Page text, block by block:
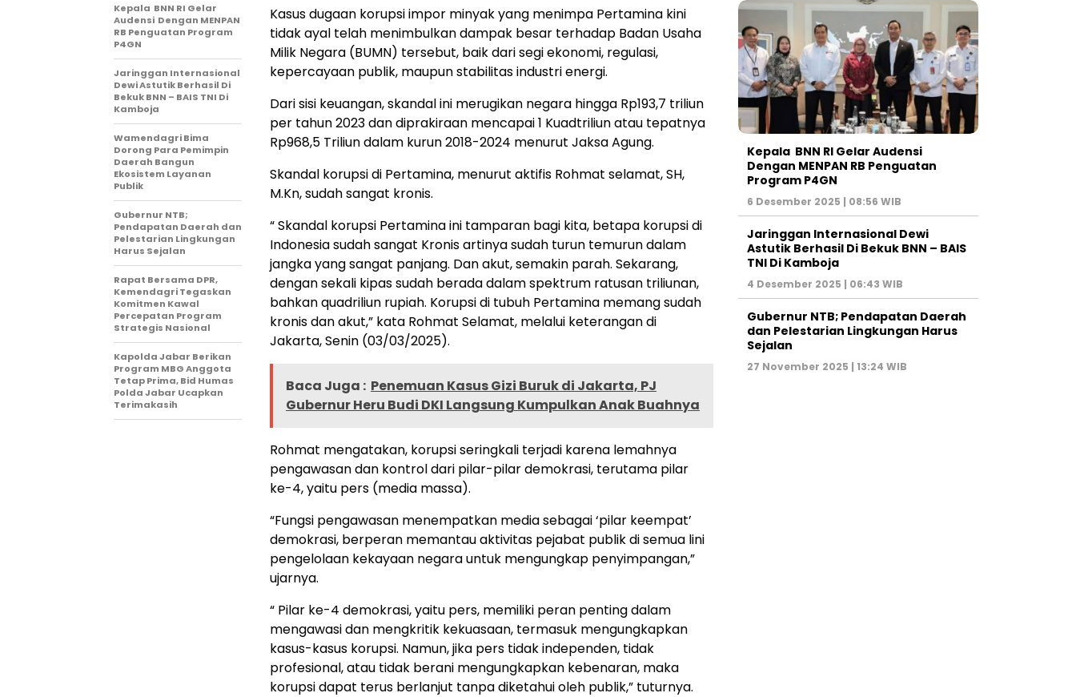
Kasus dugaan korupsi impor minyak yang menimpa Pertamina kini
tidak ayal telah menimbulkan dampak besar terhadap Badan Usaha
Milik Negara (BUMN) tersebut, baik dari segi ekonomi, regulasi,
kepercayaan publik, maupun stabilitas industri energi.
Dari sisi keuangan, skandal ini merugikan negara hingga Rp193,7 triliun
per tahun 2023 dan diprakiraan mencapai 1 Kuadtriliun atau tepatnya
Rp968,5 Triliun dalam kurun 2018-2024 menurut Jaksa Agung.
Skandal korupsi di Pertamina, menurut aktifis Rohmat selamat, SH,
M.Kn, sudah sangat kronis.
“ Skandal korupsi Pertamina ini tamparan bagi kita, betapa korupsi di
Indonesia sudah sangat Kronis artinya sudah turun temurun dalam
jangka yang sangat panjang. Dan akut, semakin parah. Sekarang,
dengan sekali kipas sudah berada dalam spektrum ratusan triliunan,
bahkan quadriliun rupiah. Korupsi di tubuh Pertamina memang sudah
kronis dan akut,” kata Rohmat Selamat, melalui keterangan di
Jakarta, Senin (03/03/2025).
Baca Juga : Penemuan Kasus Gizi Buruk di Jakarta, PJ
Gubernur Heru Budi DKI Langsung Kumpulkan Anak Buahnya
Rohmat mengatakan, korupsi seringkali terjadi karena lemahnya
pengawasan dan kontrol dari pilar-pilar demokrasi, terutama pilar
ke-4, yaitu pers (media massa).
“Fungsi pengawasan menempatkan media sebagai ‘pilar keempat’
demokrasi, berperan memantau aktivitas pejabat publik di semua lini
pengelolaan kekayaan negara untuk mengungkap penyimpangan,”
ujarnya.
“ Pilar ke-4 demokrasi, yaitu pers, memiliki peran penting dalam
mengawasi dan mengkritik kekuasaan, termasuk mengungkapkan
kasus-kasus korupsi. Namun, jika pers tidak independen, tidak
profesional, atau tidak berani mengungkapkan kebenaran, maka
korupsi dapat terus berlanjut tanpa diketahui oleh publik,” tuturnya.
Kepala BNN RI Gelar
Audensi Dengan MENPAN
RB Penguatan Program
P4GN
Jaringgan Internasional
Dewi Astutik Berhasil Di
Bekuk BNN – BAIS TNI Di
Kamboja
Wamendagri Bima
Dorong Para Pemimpin
Daerah Bangun
Ekosistem Layanan
Publik
Gubernur NTB;
Pendapatan Daerah dan
Pelestarian Lingkungan
Harus Sejalan
Rapat Bersama DPR,
Kemendagri Tegaskan
Komitmen Kawal
Percepatan Program
Strategis Nasional
Kapolda Jabar Berikan
Program MBG Anggota
Tetap Prima, Bid Humas
Polda Jabar Ucapkan
Terimakasih
Kepala BNN RI Gelar Audensi
Dengan MENPAN RB Penguatan
Program P4GN
6 Desember 2025 | 08:56 WIB
Jaringgan Internasional Dewi
Astutik Berhasil Di Bekuk BNN – BAIS
TNI Di Kamboja
4 Desember 2025 | 06:43 WIB
Gubernur NTB; Pendapatan Daerah
dan Pelestarian Lingkungan Harus
Sejalan
27 November 2025 | 13:24 WIB